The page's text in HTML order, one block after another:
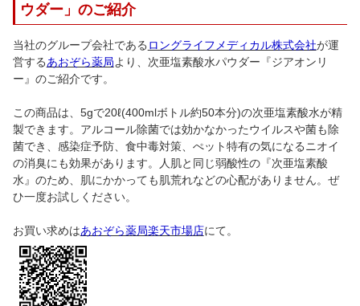
ウダー」のご紹介
当社のグループ会社である ロングライフメディカル株式会社が運
営するあおぞら薬局より、次亜塩素酸水パウダー『ジアオンリ
ー』のご紹介です。
この商品は、5gで20ℓ(400mlボトル約50本分)の次亜塩素酸水が精
製できます。アルコール除菌では効かなかったウイルスや菌も除
菌でき、感染症予防、食中毒対策、ぺット特有の気になるニオイ
の消臭にも効果があります。人肌と同じ弱酸性の『次亜塩素酸
水』のため、肌にかかっても肌荒れなどの心配がありません。ぜ
ひ一度お試しください。
お買い求めはあおぞら薬局楽天市場店にて。